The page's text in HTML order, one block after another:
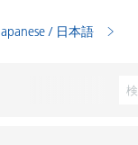
/ 日本語